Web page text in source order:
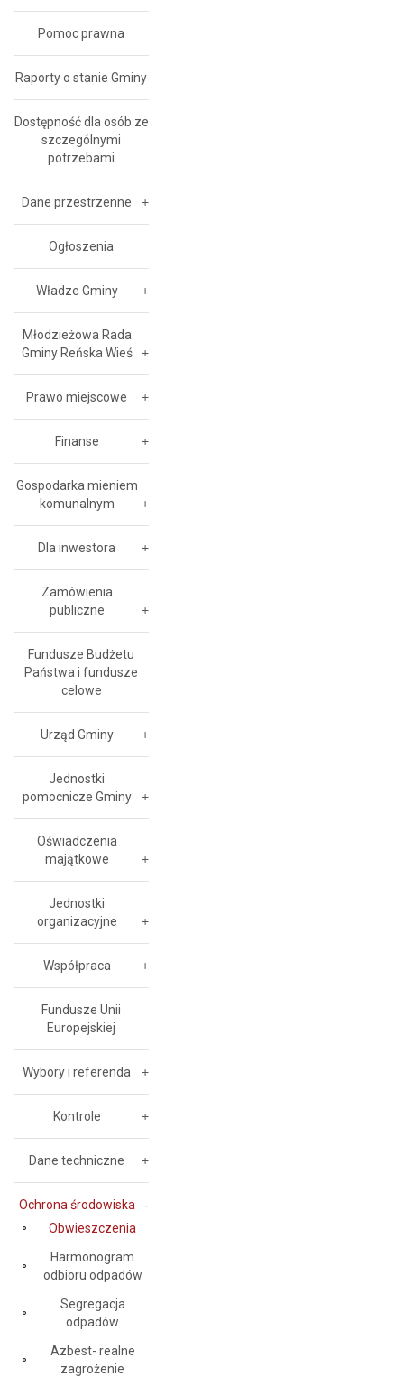
Pomoc prawna
Raporty o stanie Gminy
Dostępność dla osób ze
szczególnymi
potrzebami
Dane przestrzenne
Ogłoszenia
Władze Gminy
Młodzieżowa Rada
Gminy Reńska Wieś
Prawo miejscowe
Finanse
Gospodarka mieniem
komunalnym
Dla inwestora
Zamówienia
publiczne
Fundusze Budżetu
Państwa i fundusze
celowe
Urząd Gminy
Jednostki
pomocnicze Gminy
Oświadczenia
majątkowe
Jednostki
organizacyjne
Współpraca
Fundusze Unii
Europejskiej
Wybory i referenda
Kontrole
Dane techniczne
Ochrona środowiska
Obwieszczenia
Harmonogram
odbioru odpadów
Segregacja
odpadów
Azbest- realne
zagrożenie